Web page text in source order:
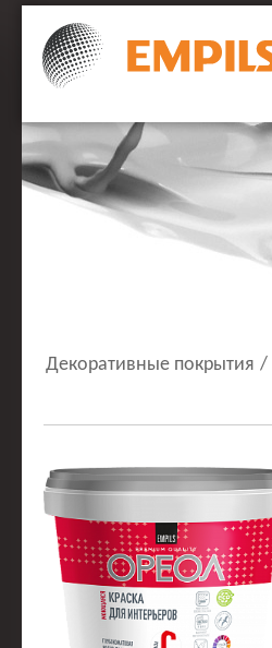
Декоративные покрытия /